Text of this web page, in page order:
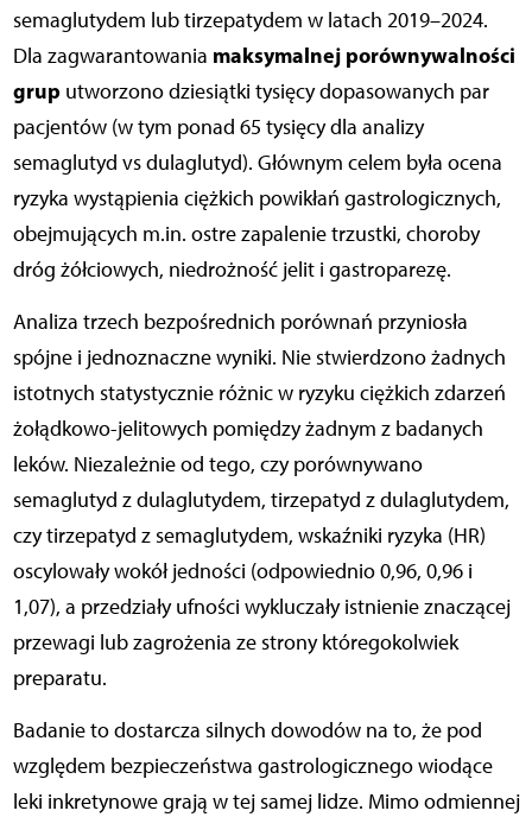
semaglutydem lub tirzepatydem w latach 2019–2024.
Dla zagwarantowania maksymalnej porównywalności
grup utworzono dziesiątki tysięcy dopasowanych par
pacjentów (w tym ponad 65 tysięcy dla analizy
semaglutyd vs dulaglutyd). Głównym celem była ocena
ryzyka wystąpienia ciężkich powikłań gastrologicznych,
obejmujących m.in. ostre zapalenie trzustki, choroby
dróg żółciowych, niedrożność jelit i gastroparezę.
Analiza trzech bezpośrednich porównań przyniosła
spójne i jednoznaczne wyniki. Nie stwierdzono żadnych
istotnych statystycznie różnic w ryzyku ciężkich zdarzeń
żołądkowo-jelitowych pomiędzy żadnym z badanych
leków. Niezależnie od tego, czy porównywano
semaglutyd z dulaglutydem, tirzepatyd z dulaglutydem,
czy tirzepatyd z semaglutydem, wskaźniki ryzyka (HR)
oscylowały wokół jedności (odpowiednio 0,96, 0,96 i
1,07), a przedziały ufności wykluczały istnienie znaczącej
przewagi lub zagrożenia ze strony któregokolwiek
preparatu.
Badanie to dostarcza silnych dowodów na to, że pod
względem bezpieczeństwa gastrologicznego wiodące
leki inkretynowe grają w tej samej lidze. Mimo odmiennej